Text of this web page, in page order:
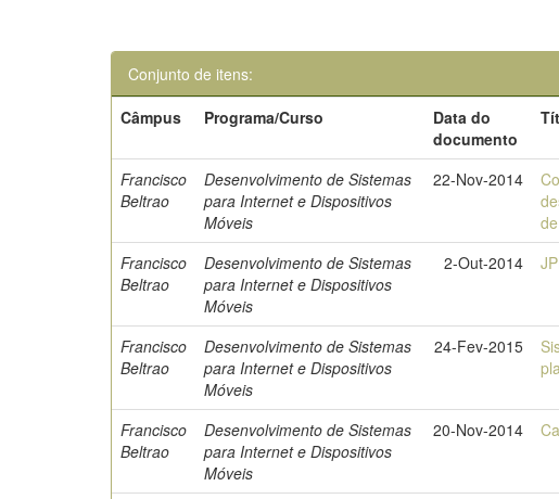
Conjunto de itens:
Câmpus
Programa/Curso
Data do
documento
Francisco
Beltrao
Desenvolvimento de Sistemas
para Internet e Dispositivos
Móveis
22-Nov-2014
Francisco
Beltrao
Desenvolvimento de Sistemas
para Internet e Dispositivos
Móveis
2-Out-2014
Francisco
Beltrao
Desenvolvimento de Sistemas
para Internet e Dispositivos
Móveis
24-Fev-2015
Francisco
Beltrao
Desenvolvimento de Sistemas
para Internet e Dispositivos
Móveis
20-Nov-2014